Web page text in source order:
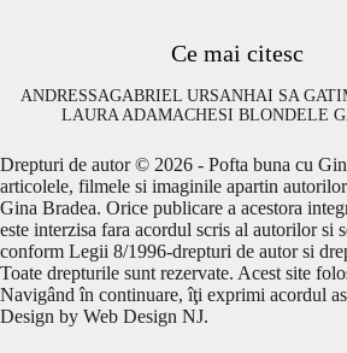
Ce mai citesc
ANDRESSAGABRIEL URSANHAI SA
LAURA ADAMACHESI BLONDELE
Drepturi de autor © 2026 - Pofta buna cu
articolele, filmele si imaginile apartin
Gina Bradea. Orice publicare a acestora
este interzisa fara acordul scris al autorilor si
conform Legii 8/1996-drepturi de autor si
Toate drepturile sunt rezervate. Acest site
Navigând în continuare, îţi exprimi acordul
Design by Web Design NJ.